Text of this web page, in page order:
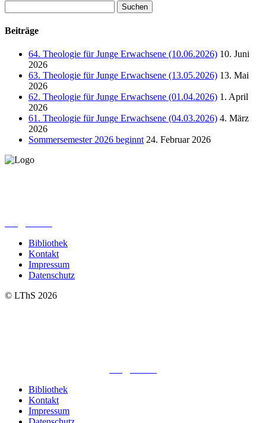
nach:
Beiträge
64. Theologie für Junge Erwachsene (10.06.2026) 10. Juni
2026
63. Theologie für Junge Erwachsene (13.05.2026) 13. Mai
2026
62. Theologie für Junge Erwachsene (01.04.2026) 1. April
2026
61. Theologie für Junge Erwachsene (04.03.2026) 4. März
2026
Sommersemester 2026 beginnt 24. Februar 2026
Bibliothek
Kontakt
Impressum
Datenschutz
© LThS 2026
Bibliothek
Kontakt
Impressum